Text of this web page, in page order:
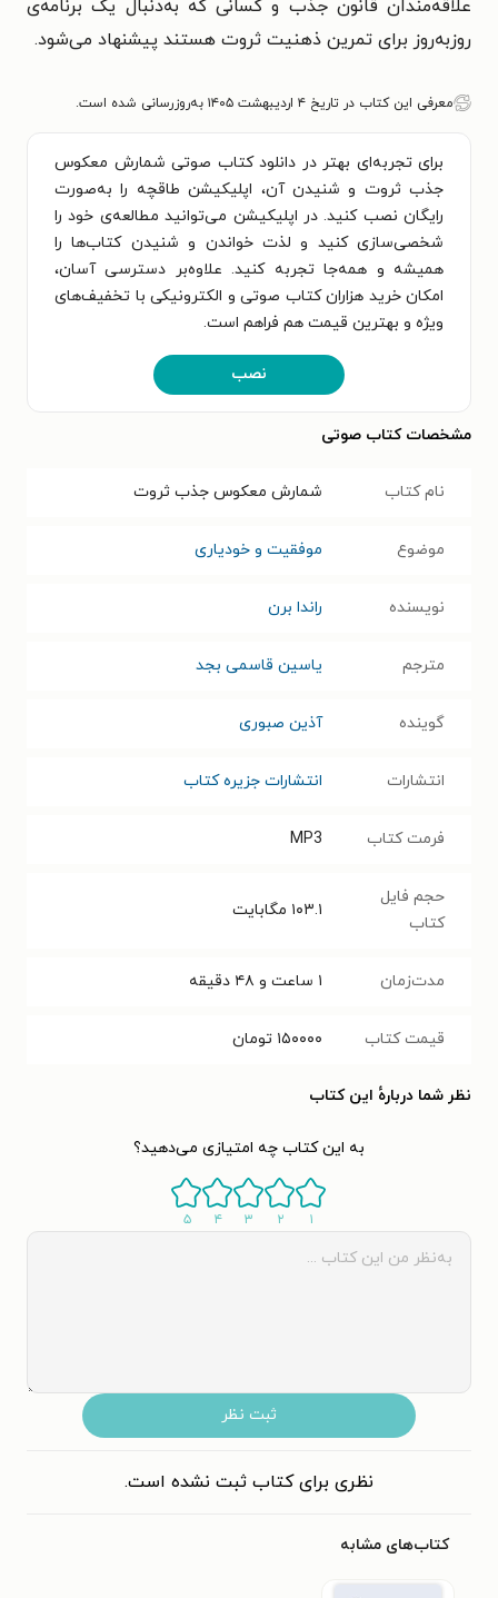
علاقه‌مندان قانون جذب و کسانی که به‌دنبال یک برنامه‌ی
روزبه‌روز برای تمرین ذهنیت ثروت هستند پیشنهاد می‌شود.
معرفی این کتاب در تاریخ ۴ اردیبهشت ۱۴۰۵ به‌روزرسانی شده است.
برای تجربه‌ای بهتر در دانلود کتاب صوتی شمارش معکوس
جذب ثروت و شنیدن آن، اپلیکیشن طاقچه را به‌صورت
رایگان نصب کنید. در اپلیکیشن می‌توانید مطالعه‌ی خود را
شخصی‌سازی کنید و لذت خواندن و شنیدن کتاب‌ها را
همیشه و همه‌جا تجربه کنید. علاوه‌بر دسترسی آسان،
امکان خرید هزاران کتاب صوتی و الکترونیکی با تخفیف‌های
ویژه و بهترین قیمت هم فراهم است.
نصب
مشخصات کتاب صوتی
نام کتاب شمارش معکوس جذب ثروت
موضوع موفقیت و خودیاری
نویسنده راندا برن
مترجم یاسین قاسمی بجد
گوینده آذین صبوری
انتشارات انتشارات جزیره کتاب
فرمت کتاب MP3
حجم فایل
کتاب
۱۰۳.۱ مگابایت
مدت‌زمان ۱ ساعت و ۴۸ دقیقه
قیمت کتاب ۱۵۰۰۰۰ تومان
نظر شما دربارهٔ این کتاب
به این کتاب چه امتیازی می‌دهید؟
۱ ۲ ۳ ۴ ۵
ثبت نظر
نظری برای کتاب ثبت نشده است.
کتاب‌های مشابه